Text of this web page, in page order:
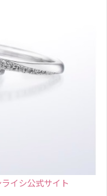
イシ公式サイト